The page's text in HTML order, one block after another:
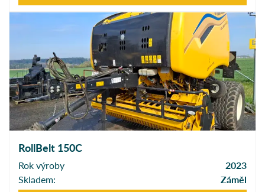
RollBelt 150C
Rok výroby
2023
Skladem:
Záměl